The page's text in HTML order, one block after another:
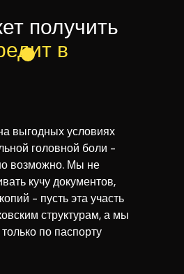
получить
в
выгодных условиях
головной боли -
возможно. Мы не
кучу документов,
- пусть эта участь
структурам, а мы
по паспорту